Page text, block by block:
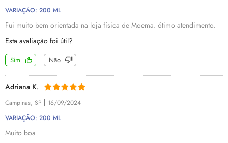
VARIAÇÃO: 200 ML
Fui muito bem orientada na loja física de Moema. ótimo atendimento.
Esta avaliação foi útil?
Sim Não
Adriana K.
Campinas, SP | 16/09/2024
VARIAÇÃO: 200 ML
Muito boa